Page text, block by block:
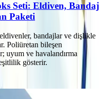
Seti: Eldiven, Bandaj
Paketi
bandajlar ve dişlikle
Poliüretan bileşen
uyum ve havalandırma
gösterir.